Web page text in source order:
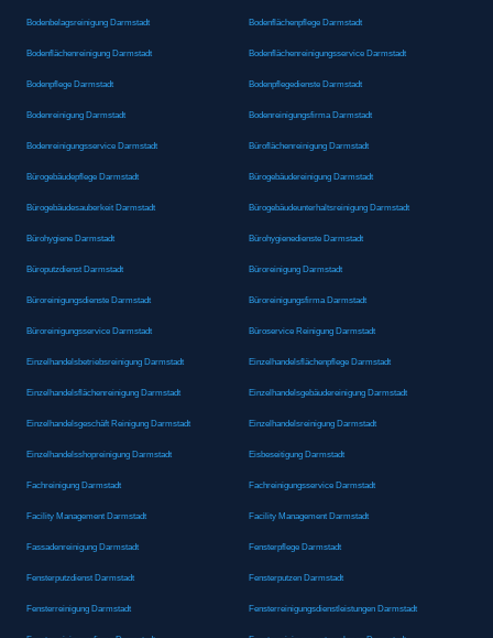
Bodenbelagsreinigung Darmstadt Bodenflächenpflege Darmstadt
Bodenflächenreinigung Darmstadt Bodenflächenreinigungsservice Darmstadt
Bodenpflege Darmstadt Bodenpflegedienste Darmstadt
Bodenreinigung Darmstadt Bodenreinigungsfirma Darmstadt
Bodenreinigungsservice Darmstadt Büroflächenreinigung Darmstadt
Bürogebäudepflege Darmstadt Bürogebäudereinigung Darmstadt
Bürogebäudesauberkeit Darmstadt Bürogebäudeunterhaltsreinigung Darmstadt
Bürohygiene Darmstadt Bürohygienedienste Darmstadt
Büroputzdienst Darmstadt Büroreinigung Darmstadt
Büroreinigungsdienste Darmstadt Büroreinigungsfirma Darmstadt
Büroreinigungsservice Darmstadt Büroservice Reinigung Darmstadt
Einzelhandelsbetriebsreinigung Darmstadt Einzelhandelsflächenpflege Darmstadt
Einzelhandelsflächenreinigung Darmstadt Einzelhandelsgebäudereinigung Darmstadt
Einzelhandelsgeschäft Reinigung Darmstadt Einzelhandelsreinigung Darmstadt
Einzelhandelsshopreinigung Darmstadt Eisbeseitigung Darmstadt
Fachreinigung Darmstadt Fachreinigungsservice Darmstadt
Facility Management Darmstadt Facility Management Darmstadt
Fassadenreinigung Darmstadt Fensterpflege Darmstadt
Fensterputzdienst Darmstadt Fensterputzen Darmstadt
Fensterreinigung Darmstadt Fensterreinigungsdienstleistungen Darmstadt